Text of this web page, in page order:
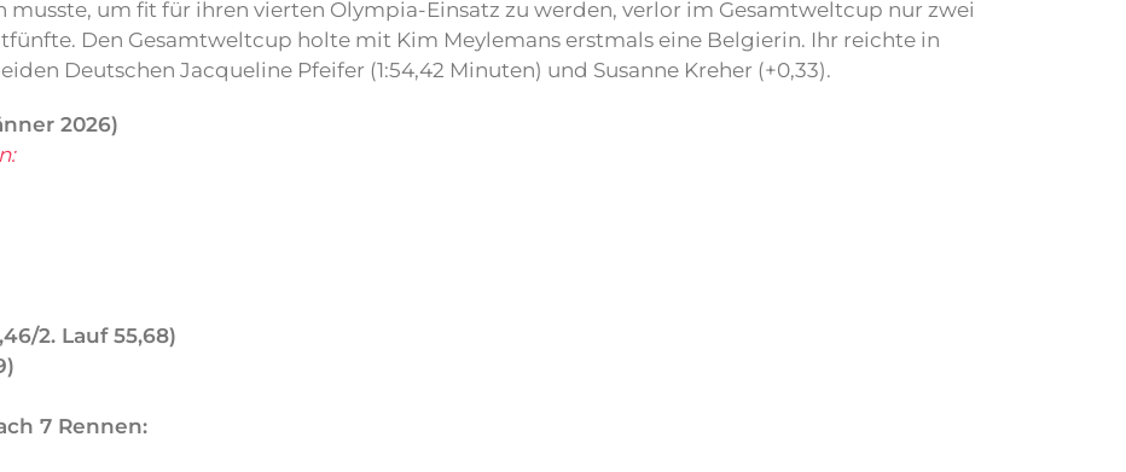
musste, um fit für ihren vierten Olympia-Einsatz zu werden, verlor im Gesamtweltcup nur zwei
Den Gesamtweltcup holte mit Kim Meylemans erstmals eine Belgierin. Ihr reichte in
Deutschen Jacqueline Pfeifer (1:54,42 Minuten) und Susanne Kreher (+0,33).
2026)
2. Lauf 55,68)
7 Rennen: